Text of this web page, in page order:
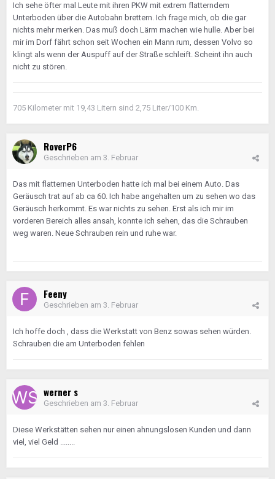
Ich sehe öfter mal Leute mit ihren PKW mit extrem flatterndem
Unterboden über die Autobahn brettern. Ich frage mich, ob die gar
nichts mehr merken. Das muß doch Lärm machen wie hulle. Aber bei
mir im Dorf fährt schon seit Wochen ein Mann rum, dessen Volvo so
klingt als wenn der Auspuff auf der Straße schleift. Scheint ihn auch
nicht zu stören.
705 Kilometer mit 19,43 Litern sind 2,75 Liter/100 Km.
RoverP6
Geschrieben am 3. Februar
Das mit flatternen Unterboden hatte ich mal bei einem Auto. Das
Geräusch trat auf ab ca 60. Ich habe angehalten um zu sehen wo das
Geräusch herkommt. Es war nichts zu sehen. Erst als ich mir im
vorderen Bereich alles ansah, konnte ich sehen, das die Schrauben
weg waren. Neue Schrauben rein und ruhe war.
Feeny
Geschrieben am 3. Februar
Ich hoffe doch , dass die Werkstatt von Benz sowas sehen würden.
Schrauben die am Unterboden fehlen
werner s
Geschrieben am 3. Februar
Diese Werkstätten sehen nur einen ahnungslosen Kunden und dann
viel, viel Geld ........